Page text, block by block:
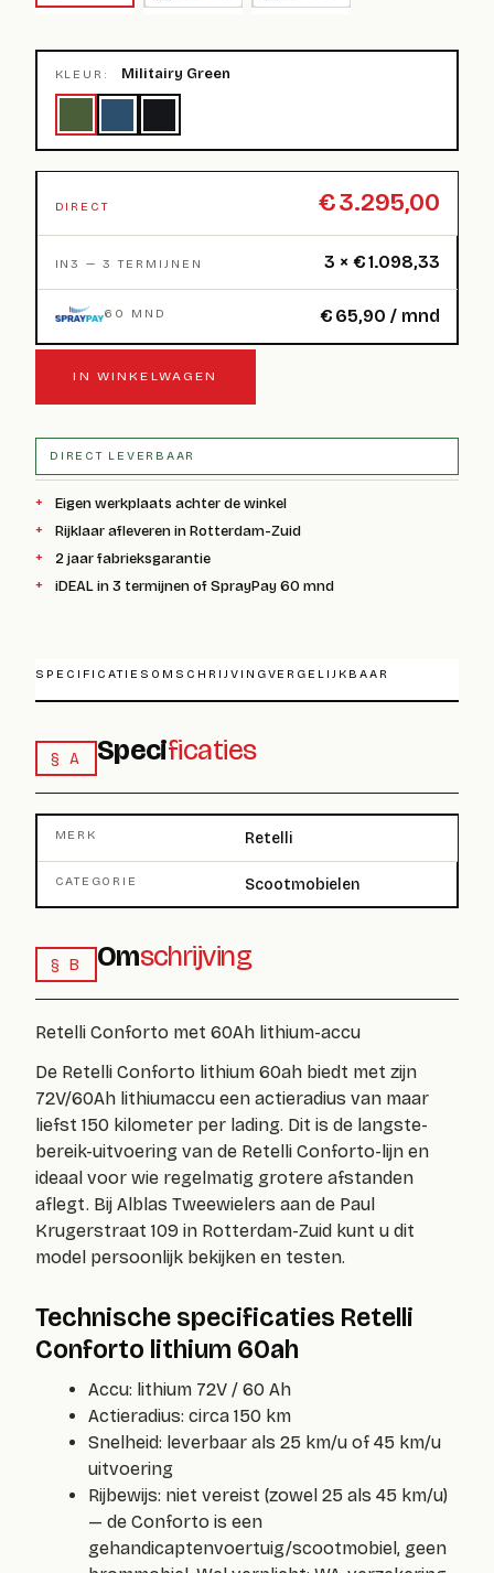
KLEUR: Militairy Green
DIRECT €3.295,00
IN3 — 3 TERMIJNEN 3 × €1.098,33
60 MND € 65,90 / mnd
IN WINKELWAGEN
DIRECT LEVERBAAR
Eigen werkplaats achter de winkel
Rijklaar afleveren in Rotterdam-Zuid
2 jaar fabrieksgarantie
iDEAL in 3 termijnen of SprayPay 60 mnd
SPECIFICATIES OMSCHRIJVINGVERGELIJKBAAR
§ A Specificaties
MERK Retelli
CATEGORIE Scootmobielen
§ B Omschrijving
Retelli Conforto met 60Ah lithium-accu
De Retelli Conforto lithium 60ah biedt met zijn
72V/60Ah lithiumaccu een actieradius van maar
liefst 150 kilometer per lading. Dit is de langste-
bereik-uitvoering van de Retelli Conforto-lijn en
ideaal voor wie regelmatig grotere afstanden
aflegt. Bij Alblas Tweewielers aan de Paul
Krugerstraat 109 in Rotterdam-Zuid kunt u dit
model persoonlijk bekijken en testen.
Technische specificaties Retelli
Conforto lithium 60ah
Accu: lithium 72V / 60 Ah
Actieradius: circa 150 km
Snelheid: leverbaar als 25 km/u of 45 km/u
uitvoering
Rijbewijs: niet vereist (zowel 25 als 45 km/u)
— de Conforto is een
gehandicaptenvoertuig/scootmobiel, geen